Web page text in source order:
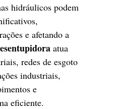
hidráulicos podem
e afetando a
atua
redes de esgoto
industriais,
e
eficiente.